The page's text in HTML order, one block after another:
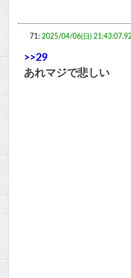
71: 2025/04/06(日)
>>29
あれマジで悲しい